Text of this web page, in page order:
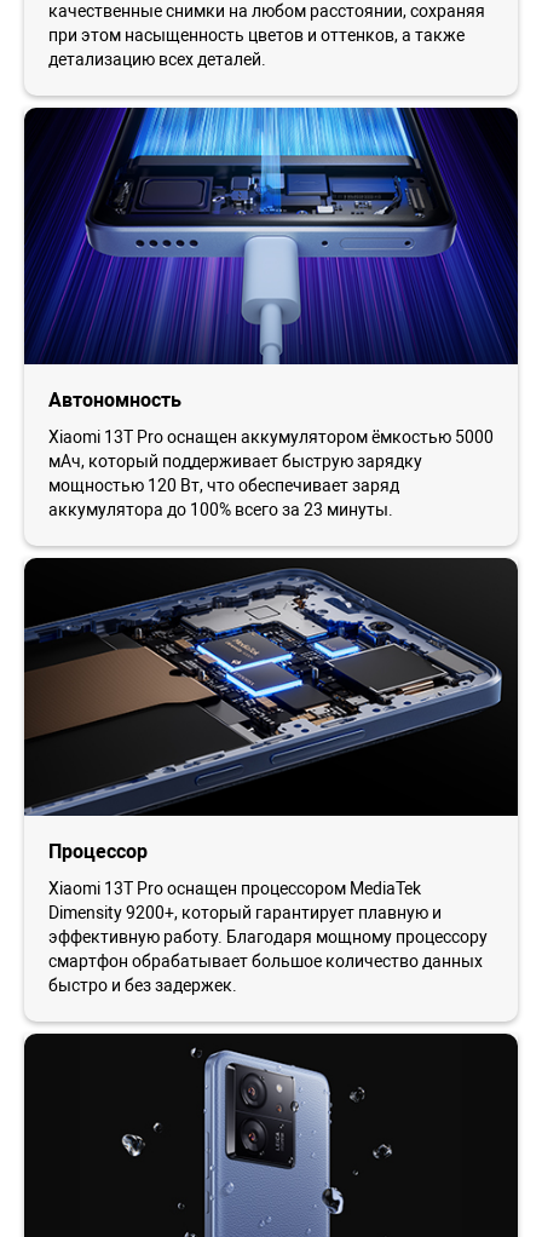
качественные снимки на любом расстоянии, сохраняя
при этом насыщенность цветов и оттенков, а также
детализацию всех деталей.
Автономность
Xiaomi 13T Pro оснащен аккумулятором ёмкостью 5000
мАч, который поддерживает быструю зарядку
мощностью 120 Вт, что обеспечивает заряд
аккумулятора до 100% всего за 23 минуты.
Процессор
Xiaomi 13T Pro оснащен процессором MediaTek
Dimensity 9200+, который гарантирует плавную и
эффективную работу. Благодаря мощному процессору
смартфон обрабатывает большое количество данных
быстро и без задержек.